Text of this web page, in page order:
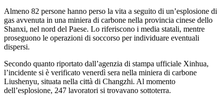
Almeno 82 persone hanno perso la vita a seguito di un’esplosione di
gas avvenuta in una miniera di carbone nella provincia cinese dello
Shanxi, nel nord del Paese. Lo riferiscono i media statali, mentre
proseguono le operazioni di soccorso per individuare eventuali
dispersi.
Secondo quanto riportato dall’agenzia di stampa ufficiale Xinhua,
l’incidente si è verificato venerdì sera nella miniera di carbone
Liushenyu, situata nella città di Changzhi. Al momento
dell’esplosione, 247 lavoratori si trovavano sottoterra.